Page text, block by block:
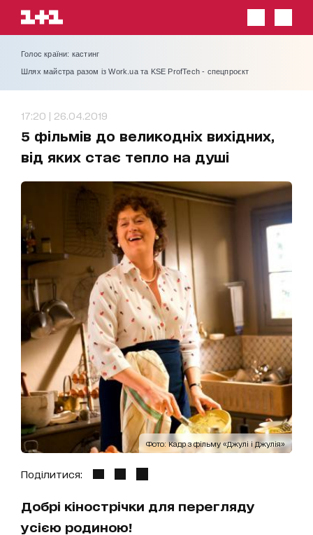
Голос країни: кастинг
Шлях майстра разом із Work.ua та KSE ProfTech - спецпроєкт
17:20 | 26.04.2019
5 фільмів до великодніх вихідних,
від яких стає тепло на душі
Фото: Кадр з фільму «Джулі і Джулія»
Поділитися:
Добрі кінострічки для перегляду
усією родиною!